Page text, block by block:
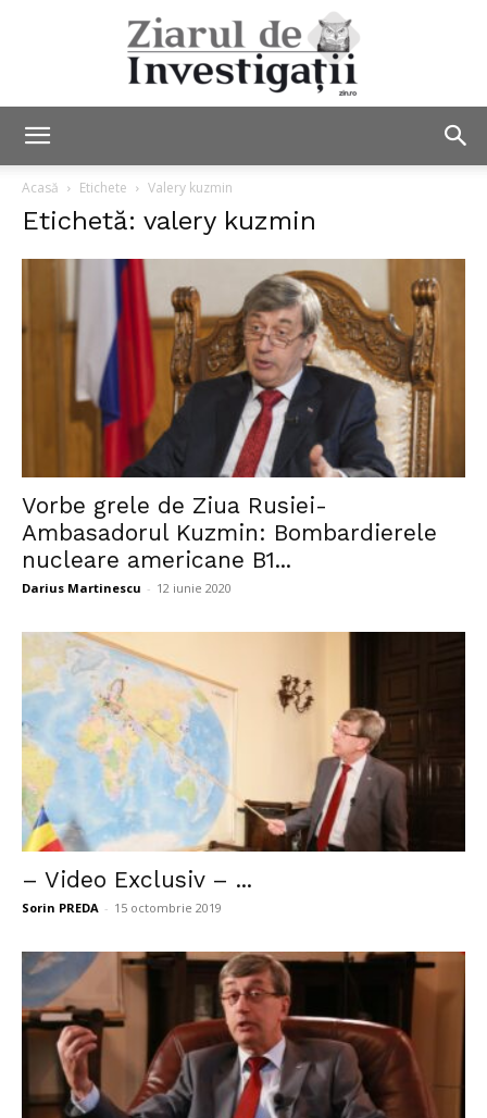
Investigații
Acasă Etichete Valery kuzmin
Etichetă: valery kuzmin
Vorbe grele de Ziua Rusiei-
Ambasadorul Kuzmin: Bombardierele
nucleare americane B1...
Darius Martinescu - 12 iunie 2020
– Video Exclusiv – ...
Sorin PREDA - 15 octombrie 2019